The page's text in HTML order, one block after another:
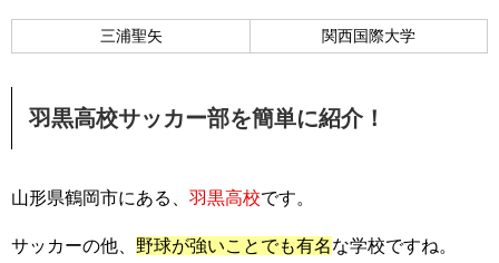
三浦聖矢 関西国際大学
羽黒高校サッカー部を簡単に紹介！
山形県鶴岡市にある、 羽黒高校です。
サッカーの他、 野球が強いことでも有名な学校ですね。